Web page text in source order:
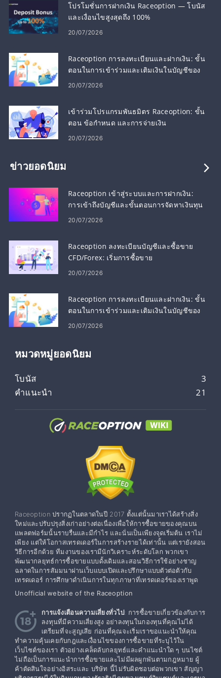
โปรโมชั่นการฝากเงิน Raceoption — โบนัส
และเงื่อนไขสูงสุดถึง 100%
20/07/2026
Raceoption การลงทะเบียนและฝากเงิน: ขั้น
ตอนในการเข้าร่วมและเติมเงินในบัญชีของ
คุณ
20/07/2026
เข้าร่วมโปรแกรมพันธมิตร Raceoption: ขั้น
ตอน ข้อกำหนด และการจ่ายเงิน
20/07/2026
ข่าวยอดนิยม
Raceoption เข้าสู่ระบบและการฝากเงิน:
การเข้าถึงบัญชีและขั้นตอนการจัดหาเงินทุน
20/07/2026
Raceoption ลงทะเบียนบัญชีและซื้อขาย
CFD/Forex: เริ่มการซื้อขาย
20/07/2026
Raceoption การลงทะเบียนและฝากเงิน: ขั้น
ตอนในการเข้าร่วมและเติมเงินในบัญชีของ
คุณ
20/07/2026
หมวดหมู่ยอดนิยม
โบนัส
3
คำแนะนำ
21
Raceoption ปรากฏในตลาดในปี 2017 ตั้งแต่นั้นมาเราได้สร้างสิ่ง
ใหม่และปรับปรุงสิ่งเก่าอย่างต่อเนื่องเพื่อให้การซื้อขายของคุณบน
แพลตฟอร์มนั้นราบรื่นและมีกำไร และนั่นเป็นเพียงจุดเริ่มต้น เราไม่
เพียง แต่ให้โอกาสเทรดเดอร์ในการสร้างรายได้เท่านั้น แต่เรายังสอน
วิธีการอีกด้วย ทีมงานของเรามีนักวิเคราะห์ระดับโลก พวกเขา
พัฒนากลยุทธ์การซื้อขายแบบดั้งเดิมและสอนวิธีการใช้อย่างชาญ
ฉลาดในการสัมมนาผ่านเว็บแบบเปิดและปรึกษาแบบตัวต่อตัวกับ
เทรดเดอร์ การศึกษาดำเนินการในทุกภาษาที่เทรดเดอร์ของเราพูด
Unofficial website of the Raceoption
การแจ้งเตือนความเสี่ยงทั่วไป: การซื้อขายเกี่ยวข้องกับการ
ลงทุนที่มีความเสี่ยงสูง อย่าลงทุนในกองทุนที่คุณไม่ได้
เตรียมที่จะสูญเสีย ก่อนที่คุณจะเริ่มเราขอแนะนำให้คุณ
ทำความคุ้นเคยกับกฎและเงื่อนไขของการซื้อขายที่ระบุไว้ใน
เว็บไซต์ของเรา ตัวอย่างเคล็ดลับกลยุทธ์และคำแนะนำใด ๆ บนไซต์
ไม่ถือเป็นการแนะนำการซื้อขายและไม่มีผลผูกพันตามกฎหมาย ผู้
ค้าตัดสินใจอย่างอิสระและ บริษัท นี้ไม่รับผิดชอบต่อพวกเขา สัญญา